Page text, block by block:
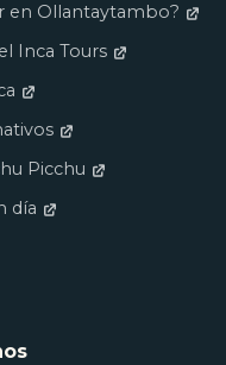
en Ollantaytambo?
Inca Tours
Picchu
día